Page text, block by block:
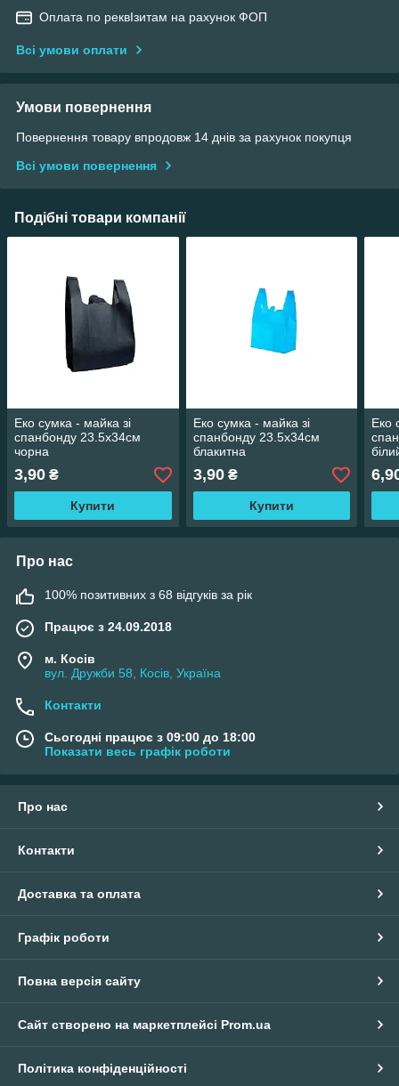
Оплата по реквІзитам на рахунок ФОП
Всі умови оплати
Умови повернення
Повернення товару впродовж 14 днів за рахунок покупця
Всі умови повернення
Подібні товари компанії
Еко сумка - майка зі
спанбонду 23.5х34см
чорна
3,90 ₴
Купити
Еко сумка - майка зі
спанбонду 23.5х34см
блакитна
3,90₴
Купити
Еко
Про нас
100% позитивних з 68 відгуків за рік
Працює з 24.09.2018
м. Косів
вул. Дружби 58, Косів, Україна
Контакти
Сьогодні працює з 09:00 до 18:00
Показати весь графік роботи
Про нас
Контакти
Доставка та оплата
Графік роботи
Повна версія сайту
Сайт створено на маркетплейсі Prom.ua
Політика конфіденційності